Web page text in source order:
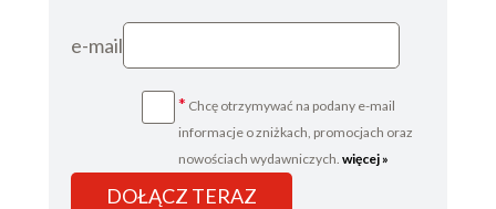
e-mail
* Chcę otrzymywać na podany e-mail
informacje o zniżkach, promocjach oraz
nowościach wydawniczych. więcej »
DOŁĄCZ TERAZ